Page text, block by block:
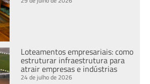
Loteamentos empresariais: como
estruturar infraestrutura para
atrair empresas e indústrias
24 de julho de 2026